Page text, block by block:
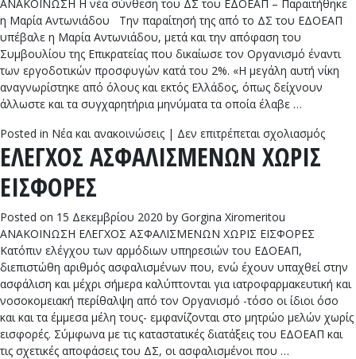
ΑΝΑΚΟΙΝΩΣΗ Η νέα σύνθεση του ΔΣ του ΕΔΟΕΑΠ – Παραιτήθηκε
η Μαρία Αντωνιάδου Την παραίτησή της από το ΔΣ του ΕΔΟΕΑΠ
υπέβαλε η Μαρία Αντωνιάδου, μετά και την απόφαση του
Συμβουλίου της Επικρατείας που δικαίωσε τον Οργανισμό έναντι
των εργοδοτικών προσφυγών κατά του 2%. «Η μεγάλη αυτή νίκη
αναγνωρίστηκε από όλους και εκτός Ελλάδος, όπως δείχνουν
άλλωστε και τα συγχαρητήρια μηνύματα τα οποία έλαβε …
Posted in Νέα και ανακοινώσεις | Δεν επιτρέπεται σχολιασμόςστο
–
η
Μαρία
ΕΛΕΓΧΟΣ ΑΣΦΑΛΙΣΜΕΝΩΝ ΧΩΡΙΣ
ΕΙΣΦΟΡΕΣ
Posted on 15 Δεκεμβρίου 2020 by Gorgina Xiromeritou
ΑΝΑΚΟΙΝΩΣΗ ΕΛΕΓΧΟΣ ΑΣΦΑΛΙΣΜΕΝΩΝ ΧΩΡΙΣ ΕΙΣΦΟΡΕΣ
Κατόπιν ελέγχου των αρμόδιων υπηρεσιών του ΕΔΟΕΑΠ,
διεπιστώθη αριθμός ασφαλισμένων που, ενώ έχουν υπαχθεί στην
ασφάλιση και μέχρι σήμερα καλύπτονται για ιατροφαρμακευτική και
νοσοκομειακή περίθαλψη από τον Οργανισμό -τόσο οι ίδιοι όσο
και και τα έμμεσα μέλη τους- εμφανίζονται στο μητρώο μελών χωρίς
εισφορές. Σύμφωνα με τις καταστατικές διατάξεις του ΕΔΟΕΑΠ και
τις σχετικές αποφάσεις του ΔΣ, οι ασφαλισμένοι που …